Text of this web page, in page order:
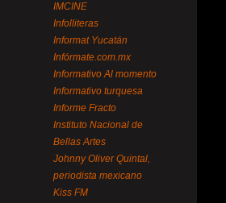
IMCINE
Infolliteras
Informat Yucatán
Infórmate.com.mx
Informativo Al momento
Informativo turquesa
Informe Fracto
Instituto Nacional de
Bellas Artes
Johnny Oliver Quintal,
periodista mexicano
Kiss FM